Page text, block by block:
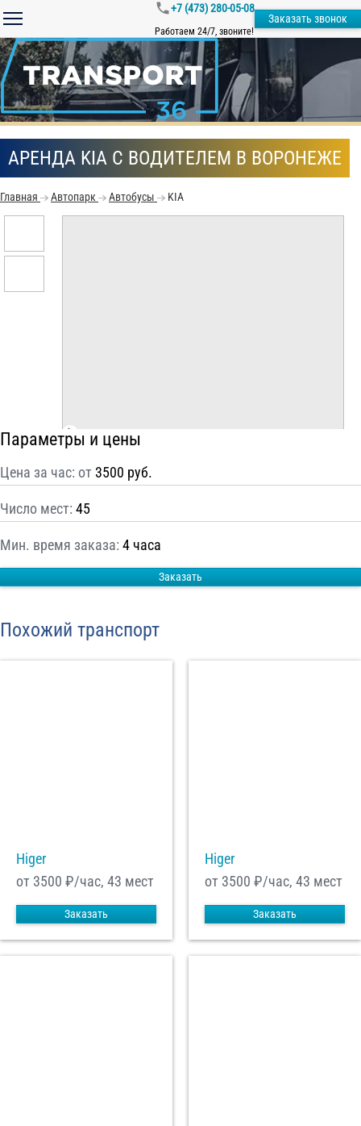
+7 (473) 280-05-08
Работаем 24/7, звоните!
Заказать звонок
АРЕНДА KIA С ВОДИТЕЛЕМ В ВОРОНЕЖЕ
Главная Автопарк Автобусы KIA
Параметры и цены
Цена за час: от 3500 руб.
Число мест: 45
Мин. время заказа: 4 часа
Заказать
Похожий транспорт
Higer
от 3500 ₽/час, 43 мест
Заказать
Higer
от 3500 ₽/час, 43 мест
Заказать